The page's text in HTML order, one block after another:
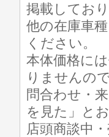
掲載しており
他の在庫車
ください。
本体価格に
りませんの
問合わせ・
を見た」と
店頭商談中